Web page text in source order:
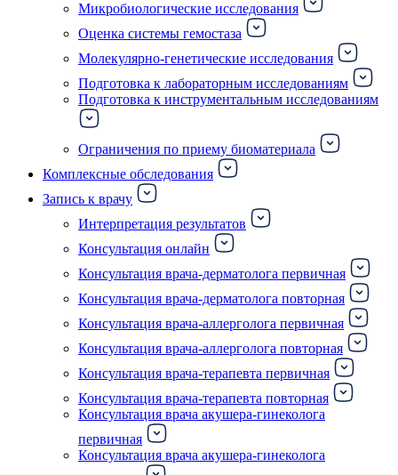
Микробиологические исследования
Оценка системы гемостаза
Молекулярно-генетические исследования
Подготовка к лабораторным исследованиям
Подготовка к инструментальным исследованиям
Ограничения по приему биоматериала
Комплексные обследования
Запись к врачу
Интерпретация результатов
Консультация онлайн
Консультация врача-дерматолога первичная
Консультация врача-дерматолога повторная
Консультация врача-аллерголога первичная
Консультация врача-аллерголога повторная
Консультация врача-терапевта первичная
Консультация врача-терапевта повторная
Консультация врача акушера-гинеколога
первичная
Консультация врача акушера-гинеколога